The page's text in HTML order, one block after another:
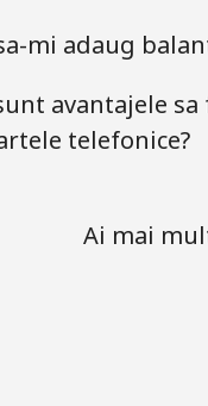
mi adaug
avantajele
telefonice?
Ai mai